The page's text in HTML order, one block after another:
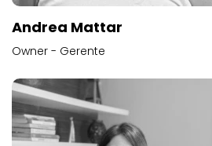
Andrea Mattar
Owner - Gerente